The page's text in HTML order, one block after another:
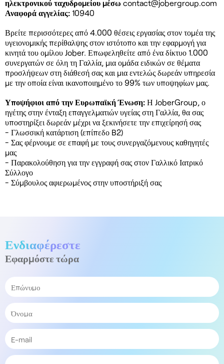
ηλεκτρονικού ταχυδρομείου μέσω contact@jobergroup.com
Αναφορά αγγελίας: 10940
Βρείτε περισσότερες από 4.000 θέσεις εργασίας στον τομέα της
υγειονομικής περίθαλψης στον ιστότοπο και την εφαρμογή για
κινητά του ομίλου Jober. Επωφεληθείτε από ένα δίκτυο 1.000
συνεργατών σε όλη τη Γαλλία, μια ομάδα ειδικών σε θέματα
προσλήψεων στη διάθεσή σας και μια εντελώς δωρεάν υπηρεσία
με την οποία είναι ικανοποιημένο το 99% των υποψηφίων μας.
Υποψήφιοι από την Ευρωπαϊκή Ένωση: Η JoberGroup, ο
ηγέτης στην ένταξη επαγγελματιών υγείας στη Γαλλία, θα σας
υποστηρίξει δωρεάν μέχρι να ξεκινήσετε την επιχείρησή σας
- Γλωσσική κατάρτιση (επίπεδο B2)
- Σας φέρνουμε σε επαφή με τους συνεργαζόμενους καθηγητές
μας
- Παρακολούθηση για την εγγραφή σας στον Γαλλικό Ιατρικό
Σύλλογο
- Σύμβουλος αφιερωμένος στην υποστήριξή σας
Ενδιαφέρεστε
Εφαρμόστε τώρα